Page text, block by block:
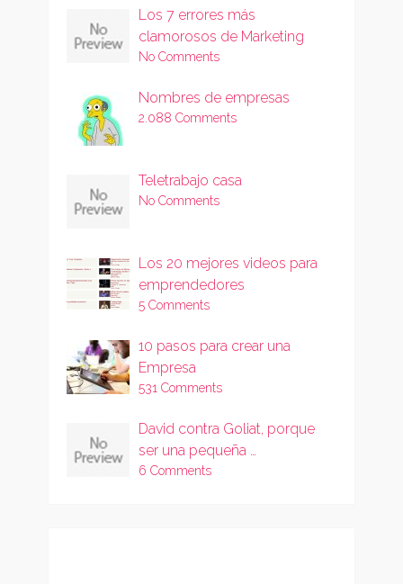
Los 7 errores más
clamorosos de Marketing
No Comments
Nombres de empresas
2.088 Comments
Teletrabajo casa
No Comments
Los 20 mejores videos para
emprendedores
5 Comments
10 pasos para crear una
Empresa
531 Comments
David contra Goliat, porque
ser una pequeña …
6 Comments